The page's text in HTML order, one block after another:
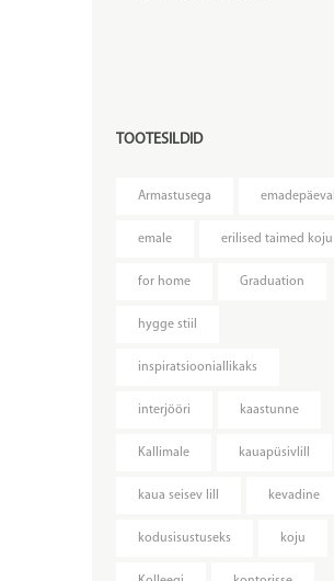
TOOTESILDID
Armastusega
emale erilised taimed koju
for home Graduation
hygge stiil
inspiratsiooniallikaks
interjööri kaastunne
Kallimale kauapüsivlill
kaua seisev lill kevadine
kodusisustuseks koju